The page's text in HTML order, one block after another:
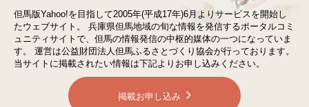
但馬版Yahoo!を目指して2005年(平成17年)6月よりサービスを開始し
たウェブサイト。
兵庫県但馬地域の旬な情報を発信するポータルコミ
ュニティサイトで、 但馬の情報発信の中枢的媒体の一つになっていま
す。
運営は公益財団法人但馬ふるさとづくり協会が行っております。
当サイトに掲載されたい情報は下記よりお申し込みください。
掲載お申し込み